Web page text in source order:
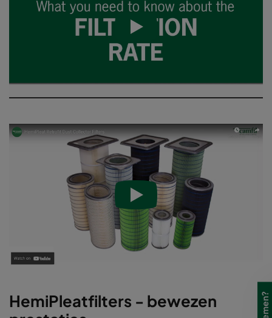
HemiPleatfilters - bewezen